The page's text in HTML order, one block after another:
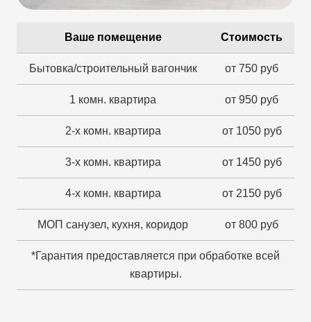
Ваше помещение Стоимость
Бытовка/строительный вагончик от 750 руб
1 комн. квартира от 950 руб
2-х комн. квартира от 1050 руб
3-х комн. квартира от 1450 руб
4-х комн. квартира от 2150 руб
МОП санузел, кухня, коридор от 800 руб
*Гарантия предоставляется при обработке всей
квартиры.